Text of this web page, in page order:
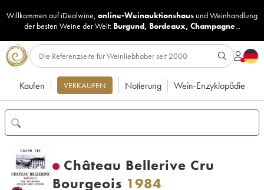
Willkommen auf iDealwine, online-Weinauktionshaus undWeinhandlung
der besten Weine der Welt: Burgund, Bordeaux, Champagne...
Kaufen VERKAUFEN Notierung Wein-Enzyklopädie
Château Bellerive Cru
Bourgeois 1984